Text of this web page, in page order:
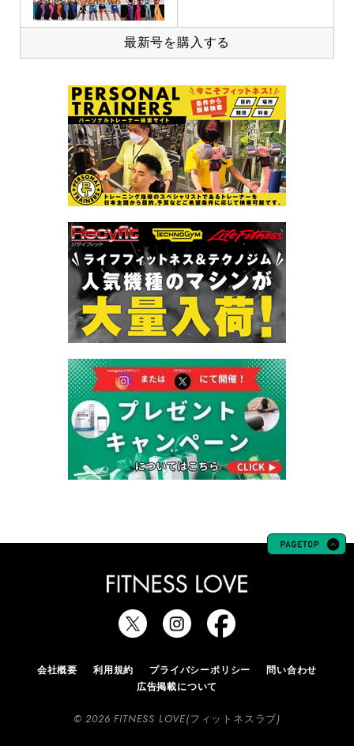
最新号を購入する
会社概要 利用規約 プライバシーポリシー
問い合わせ
広告掲載について
© 2026 FITNESS LOVE(フィットネスラブ)